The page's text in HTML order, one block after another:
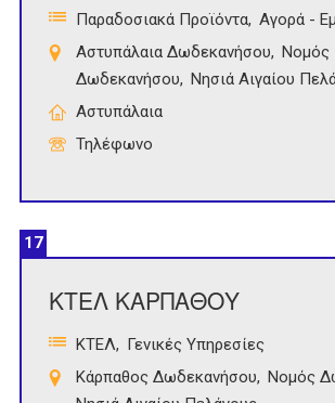
Παραδοσιακά Προϊόντα Αγορά -
Αστυπάλαια Δωδεκανήσου
Νομός
Δωδεκανήσου
Νησιά Αιγαίου
Αστυπάλαια
Τηλέφωνο
17
ΚΤΕΛ ΚΑΡΠΑΘΟΥ
ΚΤΕΛ
Γενικές Υπηρεσίες
Κάρπαθος Δωδεκανήσου
Νομός